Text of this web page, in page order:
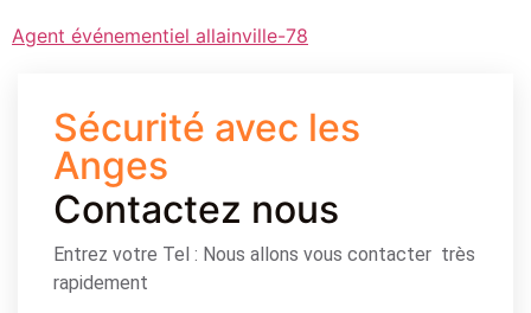
Agent événementiel allainville-78
Sécurité avec les
Anges
Contactez nous
Entrez votre Tel : Nous allons vous contacter très
rapidement